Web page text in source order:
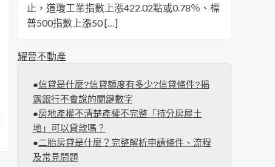
止，道瓊工業指數上漲422.02點或0.78％、標
普500指數上漲50 […]
耀晉不動產
●信貸是什麼?信貸額度有多少?信貸條件?揭
露銀行不會說的關鍵數字
●房地產權不清楚產權不完整「持分房屋土
地」可以貸款嗎？
●二胎房貸是什麼？完整解析申請條件、流程
及常見問題